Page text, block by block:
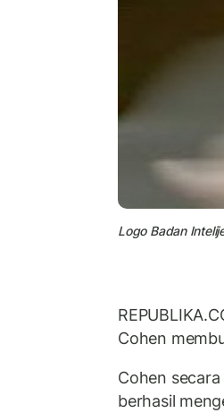
Logo Badan
Cohen
Cohen
berhasil